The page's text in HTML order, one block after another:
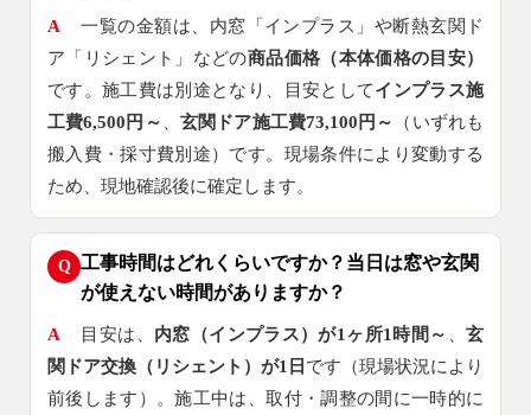
A
一覧の金額は、内窓「インプラス」や断熱玄関ド
ア「リシェント」などの商品価格（本体価格の目安）
です。施工費は別途となり、目安としてインプラス施
工費6,500円～ 、 玄関ドア施工費73,100円～
（いずれも
搬入費・採寸費別途）です。現場条件により変動する
ため、現地確認後に確定します。
Q 工事時間はどれくらいですか？当日は窓や玄関
が使えない時間がありますか？
A 目安は、 内窓（インプラス）が1ヶ所1時間～ 、玄
関ドア交換（リシェント）が1日 です（現場状況により
前後します）。施工中は、取付・調整の間に一時的に